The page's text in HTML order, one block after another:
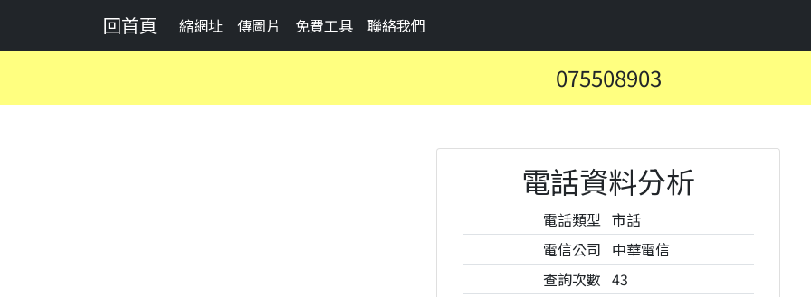
回首頁 縮網址 傳圖片 免費工具 聯絡我們
075508903
電話資料分析
電話類型 市話
電信公司 中華電信
查詢次數 43